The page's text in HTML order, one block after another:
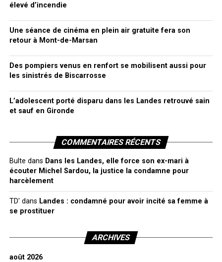
élevé d’incendie
Une séance de cinéma en plein air gratuite fera son
retour à Mont-de-Marsan
Des pompiers venus en renfort se mobilisent aussi pour
les sinistrés de Biscarrosse
L’adolescent porté disparu dans les Landes retrouvé sain
et sauf en Gironde
COMMENTAIRES RÉCENTS
Bulte dans Dans les Landes, elle force son ex-mari à
écouter Michel Sardou, la justice la condamne pour
harcèlement
TD' dans Landes : condamné pour avoir incité sa femme à
se prostituer
ARCHIVES
août 2026